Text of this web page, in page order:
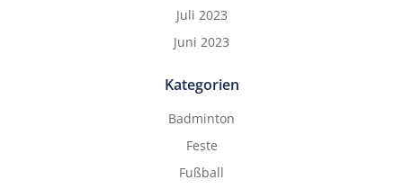
Juli 2023
Juni 2023
Kategorien
Badminton
Feste
Fußball